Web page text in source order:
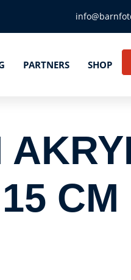
PARTNERS SHOP
CM